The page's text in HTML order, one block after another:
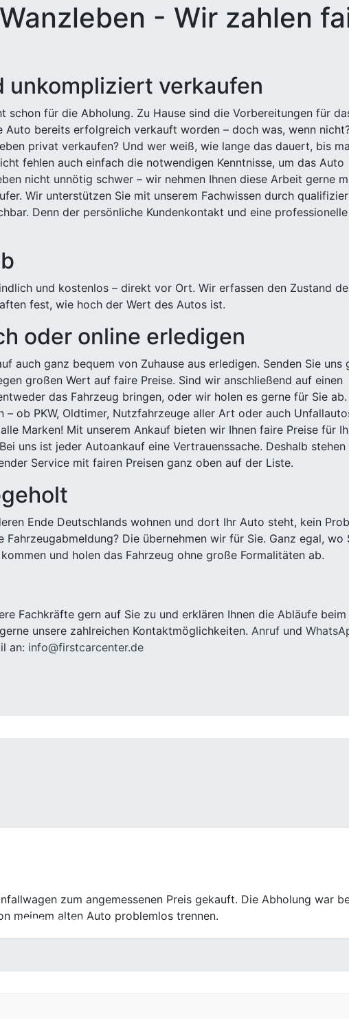
- Wir zahlen
unkompliziert verkaufen
schon für die Abholung. Zu Hause sind die Vorbereitungen für
bereits erfolgreich verkauft worden – doch was, wenn
privat verkaufen? Und wer weiß, wie lange das dauert, bis
fehlen auch einfach die notwendigen Kenntnisse, um das Auto
nicht unnötig schwer – wir nehmen Ihnen diese Arbeit gerne
Wir unterstützen Sie mit unserem Fachwissen durch
Denn der persönliche Kundenkontakt und eine professionelle
und kostenlos – direkt vor Ort. Wir erfassen den Zustand
fest, wie hoch der Wert des Autos ist.
oder online erledigen
auch ganz bequem von Zuhause aus erledigen. Senden Sie uns
großen Wert auf faire Preise. Sind wir anschließend auf einen
das Fahrzeug bringen, oder wir holen es gerne für Sie ab.
ob PKW, Oldtimer, Nutzfahrzeuge aller Art oder auch
Marken! Mit unserem Ankauf bieten wir Ihnen faire Preise für
uns ist jeder Autoankauf eine Vertrauenssache. Deshalb stehen
Service mit fairen Preisen ganz oben auf der Liste.
Ende Deutschlands wohnen und dort Ihr Auto steht, kein
Die übernehmen wir für Sie. Ganz egal, wo
und holen das Fahrzeug ohne große Formalitäten ab.
Fachkräfte gern auf Sie zu und erklären Ihnen die Abläufe beim
unsere zahlreichen Kontaktmöglichkeiten. Anruf und
an: info@firstcarcenter.de
an Kilometern runter hatte. Die Bewertung war nachvollziehbar
unkomplizierter über die Bühne, als ich gedacht hatte.